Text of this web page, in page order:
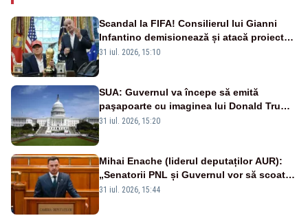
Scandal la FIFA! Consilierul lui Gianni
Infantino demisionează și atacă proiectul
privind investitorii străini
31 iul. 2026, 15:10
SUA: Guvernul va începe să emită
paşapoarte cu imaginea lui Donald Trump
începând cu 8 august
31 iul. 2026, 15:20
Mihai Enache (liderul deputaților AUR):
„Senatorii PNL și Guvernul vor să scoată
la vânzare bunuri publice pentru a stinge
31 iul. 2026, 15:44